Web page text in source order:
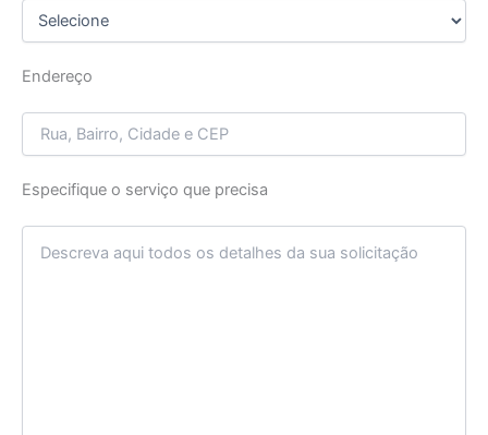
Endereço
Especifique o serviço que precisa